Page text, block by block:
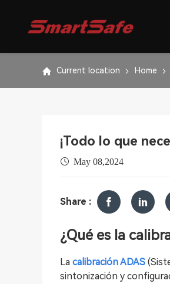
Current location Home
¡Todo lo que
May 08,2024
Share :
¿Qué es la
La calibración ADAS
sintonización y